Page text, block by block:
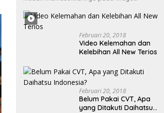
Februari 20, 2018
Video Kelemahan dan
Kelebihan All New Terios
Februari 20, 2018
Belum Pakai CVT, Apa
yang Ditakuti Daihatsu